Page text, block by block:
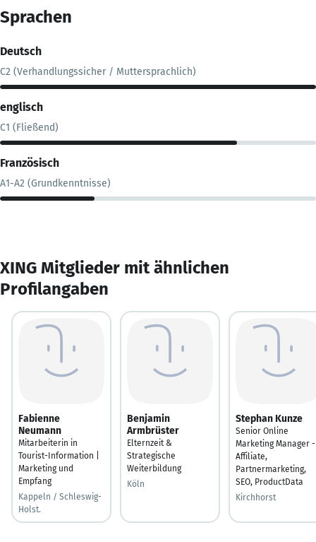
Sprachen
Deutsch
C2 (Verhandlungssicher / Muttersprachlich)
englisch
C1 (Fließend)
Französisch
A1-A2 (Grundkenntnisse)
XING Mitglieder mit ähnlichen
Profilangaben
Fabienne
Neumann
Mitarbeiterin in
Tourist-Information |
Marketing und
Empfang
Kappeln / Schleswig-
Holst.
Benjamin
Armbrüster
Elternzeit &
Strategische
Weiterbildung
Köln
Stephan Kunze
Senior Online
Marketing Manager -
Affiliate,
Partnermarketing,
SEO, ProductData
Kirchhorst